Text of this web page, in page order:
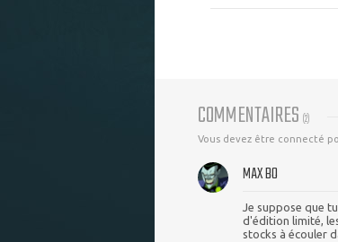
COMMENTAIRES (2)
Vous devez être connecté
MAX BO
Je suppose que
d'édition limité,
stocks à écouler